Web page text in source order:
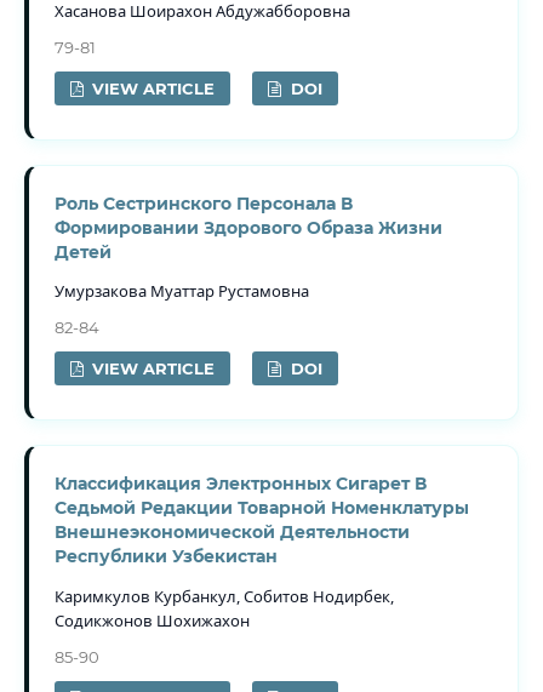
Хасанова Шоирахон Абдужабборовна
79-81
VIEW ARTICLE DOI
Роль Сестринского Персонала В
Формировании Здорового Образа Жизни
Детей
Умурзакова Муаттар Рустамовна
82-84
VIEW ARTICLE DOI
Классификация Электронных Сигарет В
Седьмой Редакции Товарной Номенклатуры
Внешнеэкономической Деятельности
Республики Узбекистан
Каримкулов Курбанкул, Собитов Нодирбек,
Содикжонов Шохижахон
85-90